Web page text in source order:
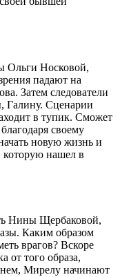
Ольги Носковой,
падают на
Затем следователи
Галину. Сценарии
в тупик. Сможет
своему
новую жизнь и
которую нашел в
Нины Щербаковой,
Каким образом
врагов? Вскоре
от того образа,
Мирелу начинают